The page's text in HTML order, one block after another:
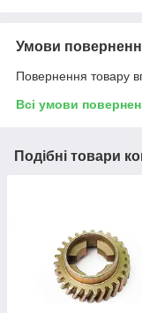
Умови
Повернення товару
Всі умови
Подібні товари